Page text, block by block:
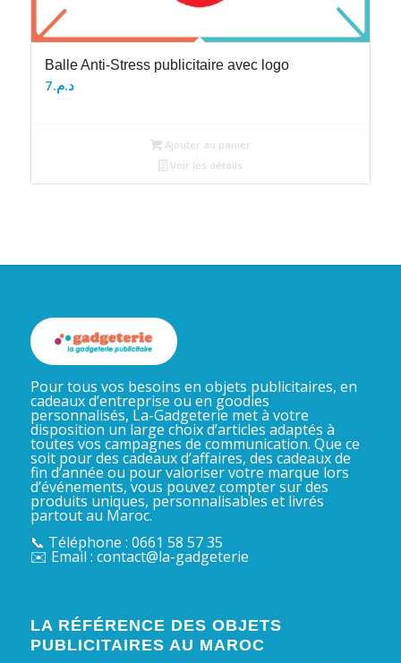
Balle Anti-Stress publicitaire avec logo
د.م.7
Ajouter au panier
Voir les détails
Pour tous vos besoins en objets publicitaires, en
cadeaux d’entreprise ou en goodies
personnalisés, La-Gadgeterie met à votre
disposition un large choix d’articles adaptés à
toutes vos campagnes de communication. Que ce
soit pour des cadeaux d’affaires, des cadeaux de
fin d’année ou pour valoriser votre marque lors
d’événements, vous pouvez compter sur des
produits uniques, personnalisables et livrés
partout au Maroc.
📞 Téléphone : 0661 58 57 35
✉️ Email : contact@la-gadgeterie
LA RÉFÉRENCE DES OBJETS
PUBLICITAIRES AU MAROC